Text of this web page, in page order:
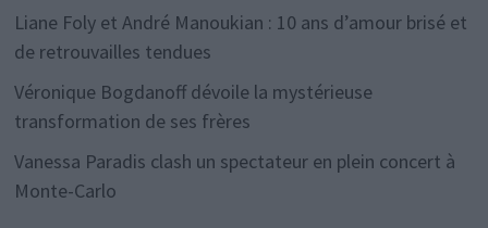
Liane Foly et André Manoukian : 10 ans d’amour brisé et
de retrouvailles tendues
Véronique Bogdanoff dévoile la mystérieuse
transformation de ses frères
Vanessa Paradis clash un spectateur en plein concert à
Monte-Carlo